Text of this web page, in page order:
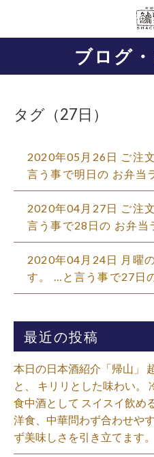
ブログ
タグ（27日）
2020年05月26日 ご注
言う事で明日の お弁当
2020年04月27日 ご注
言う事で28日の お弁当
2020年04月24日 月曜
す。 …と言う事で27日
最近の投稿
本日の日本酒紹介「帰山」
と、 キリリとした味わい。
食中酒として スイスイ飲め
洋食、中華問わず合わせや
ず美味しさを引き立てます。